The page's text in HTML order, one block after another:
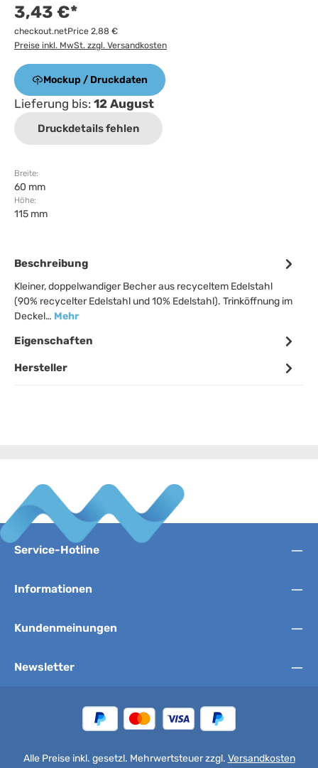
3,43 €*
checkout.netPrice 2,88 €
Preise inkl. MwSt. zzgl. Versandkosten
Mockup / Druckdaten
Lieferung bis: 12 August
Druckdetails fehlen
Breite:
60 mm
Höhe:
115 mm
Beschreibung
Kleiner, doppelwandiger Becher aus recyceltem Edelstahl
(90% recycelter Edelstahl und 10% Edelstahl). Trinköffnung im
Deckel… Mehr
Eigenschaften
Hersteller
Service-Hotline
Informationen
Kundenmeinungen
Newsletter
Alle Preise inkl. gesetzl. Mehrwertsteuer zzgl. Versandkosten